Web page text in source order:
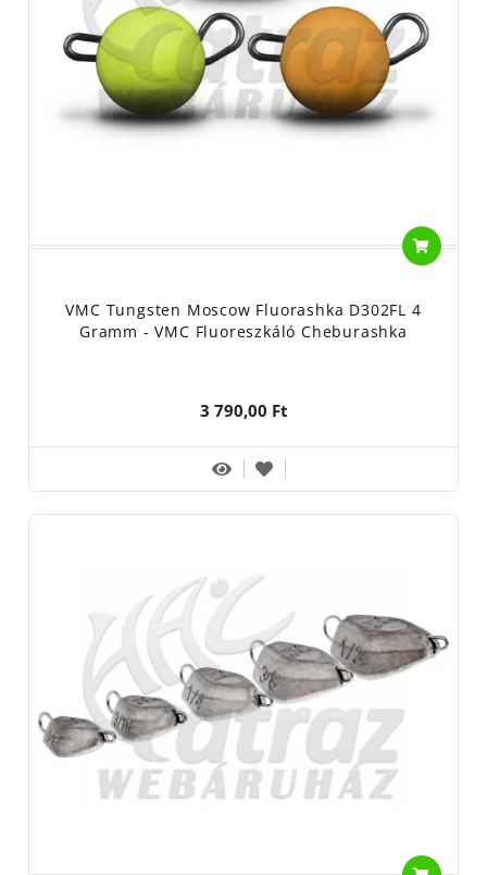
VMC Tungsten Moscow Fluorashka D302FL 4
Gramm - VMC Fluoreszkáló Cheburashka
3 790,00 Ft